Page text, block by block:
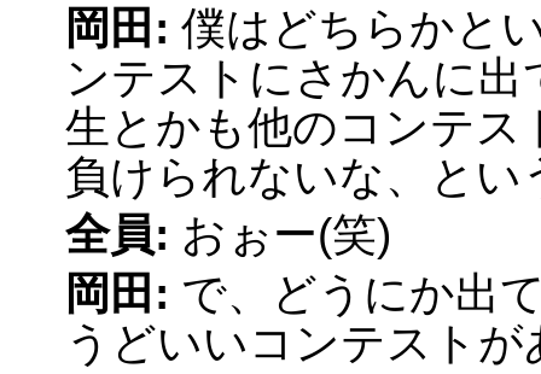
岡田: 僕はどちらかと
ンテストにさかんに
生とかも他のコンテ
負けられないな、とい
全員: おぉー(笑)
岡田: で、どうにか出
うどいいコンテストが